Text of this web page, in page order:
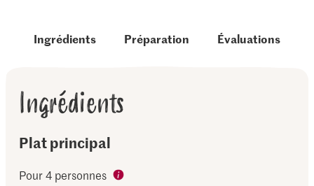
Ingrédients Préparation Évaluations
Ingrédients
Plat principal
Pour 4 personnes